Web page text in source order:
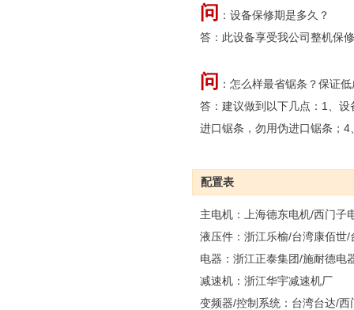
问 ：设备保修期是多久？
答：此设备享受我公司整机保
问 ：怎么样最省锯条？保证
答：建议做到以下几点：1、
进口锯条，勿用伪进口锯条；
配置表
主电机：上海德东电机/西门子
液压件：浙江乐榆/台湾康佰世/
电器：浙江正泰集团/施耐德电
减速机：浙江华宇减速机厂
变频器/控制系统：台湾台达/西